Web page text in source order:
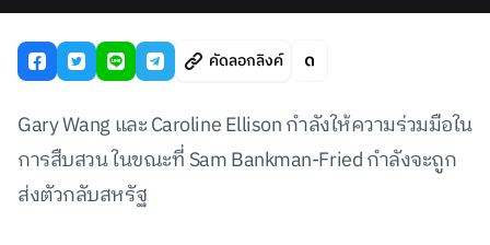
คัดลอกลิงค์
Gary Wang และ Caroline Ellison กำลังให้ความร่วมมือใน
การสืบสวน ในขณะที่ Sam Bankman-Fried กำลังจะถูก
ส่งตัวกลับสหรัฐ